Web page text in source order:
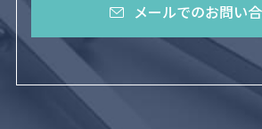
メールでのお問い